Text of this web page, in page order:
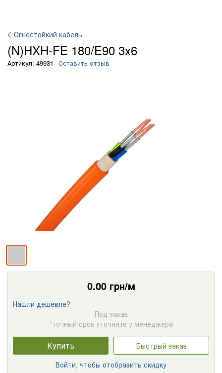
Огнестойкий кабель
(N)HXH-FE 180/E90 3х6
Артикул: 49931 Оставить отзыв
0.00грн/м
Нашли дешевле?
Под заказ
*точный срок уточните у менеджера
Купить
Быстрый заказ
Войти, чтобы отобразить скидку